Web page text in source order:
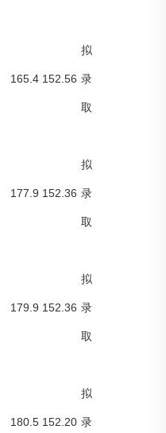
165.4 152.56
拟
录
取
177.9 152.36
拟
录
取
179.9 152.36
拟
录
取
180.5 152.20
拟
录